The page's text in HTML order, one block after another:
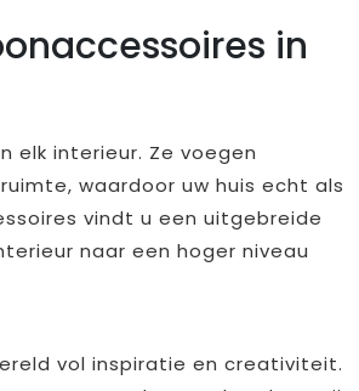
in
elk interieur. Ze voegen
waardoor uw huis echt als
vindt u een uitgebreide
naar een hoger niveau
vol inspiratie en creativiteit.